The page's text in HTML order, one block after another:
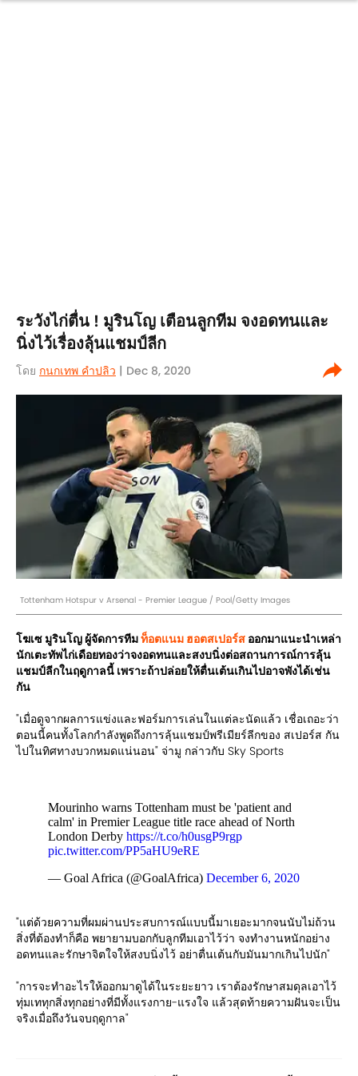
ระวังไก่ตื่น ! มูรินโญ เตือนลูกทีม จงอดทนและ
นิ่งไว้เรื่องลุ้นแชมป์ลีก
โดย กนกเทพ คำปลิว | Dec 8, 2020
Tottenham Hotspur v Arsenal - Premier League / Pool/Getty Images
โฆเซ มูรินโญ ผู้จัดการทีมท็อตแนม ฮอตสเปอร์ส ออกมาแนะนำเหล่า
นักเตะทัพไก่เดือยทองว่าจงอดทนและสงบนิ่งต่อสถานการณ์การลุ้น
แชมป์ลีกในฤดูกาลนี้ เพราะถ้าปล่อยให้ตื่นเต้นเกินไปอาจพังได้เช่น
กัน
"เมื่อดูจากผลการแข่งและฟอร์มการเล่นในแต่ละนัดแล้ว เชื่อเถอะว่า
ตอนนี้คนทั้งโลกกำลังพูดถึงการลุ้นแชมป์พรีเมียร์ลีกของ สเปอร์ส กัน
ไปในทิศทางบวกหมดแน่นอน" จ่ามู กล่าวกับ Sky Sports
Mourinho warns Tottenham must be 'patient and
calm' in Premier League title race ahead of North
London Derby https://t.co/h0usgP9rgp
pic.twitter.com/PP5aHU9eRE
— Goal Africa (@GoalAfrica) December 6, 2020
"แต่ด้วยความที่ผมผ่านประสบการณ์แบบนี้มาเยอะมากจนนับไม่ถ้วน
สิ่งที่ต้องทำก็คือ พยายามบอกกับลูกทีมเอาไว้ว่า จงทำงานหนักอย่าง
อดทนและรักษาจิตใจให้สงบนิ่งไว้ อย่าตื่นเต้นกับมันมากเกินไปนัก"
"การจะทำอะไรให้ออกมาดูได้ในระยะยาว เราต้องรักษาสมดุลเอาไว้
ทุ่มเททุกสิ่งทุกอย่างที่มีทั้งแรงกาย-แรงใจ แล้วสุดท้ายความฝันจะเป็น
จริงเมื่อถึงวันจบฤดูกาล"